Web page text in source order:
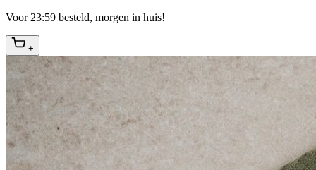
Voor 23:59 besteld, morgen in huis!
+